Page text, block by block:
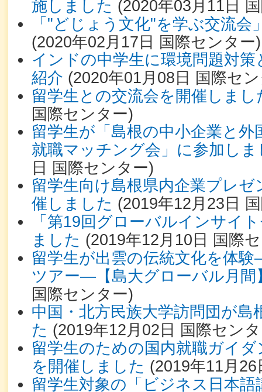
施しました (2020年03月11日
「"どじょう文化"を学ぶ交流会
(2020年02月17日 国際センター)
インドの中学生に環境問題対
紹介 (2020年01月08日 国際セ
留学生との交流会を開催しまし
国際センター)
留学生が「島根の中小企業と外
就職マッチング会」に参加しま
日 国際センター)
留学生向け島根県内企業プレ
催しました (2019年12月23日
「第19回グローバルインサイ
ました (2019年12月10日 国際
留学生が出雲の伝統文化を体
ツアー―【島大グローバル月間
国際センター)
中国・北方民族大学訪問団が島
た (2019年12月02日 国際セン
留学生のための国内就職ガイ
を開催しました (2019年11月26
留学生対象の「ビジネス日本